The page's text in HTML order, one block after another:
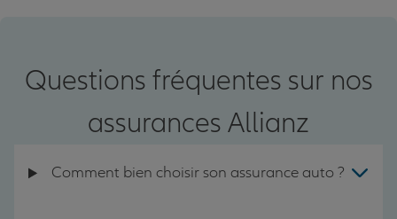
Questions fréquentes sur nos
assurances Allianz
Comment bien choisir son assurance auto ?